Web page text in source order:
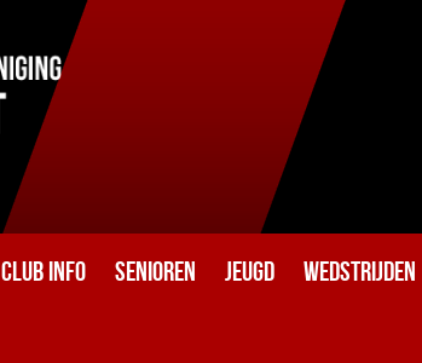
Club info Senioren Jeugd Wedstrijden